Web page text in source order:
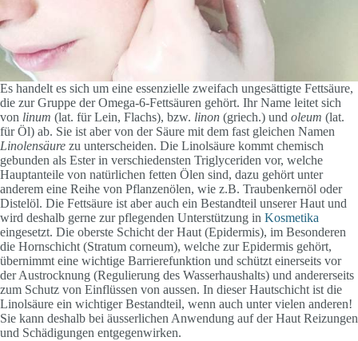
Es handelt es sich um eine essenzielle zweifach ungesättigte Fettsäure,
die zur Gruppe der Omega-6-Fettsäuren gehört. Ihr Name leitet sich
von linum (lat. für Lein, Flachs), bzw. linon (griech.) und oleum (lat.
für Öl) ab. Sie ist aber von der Säure mit dem fast gleichen Namen
Linolensäure zu unterscheiden. Die Linolsäure kommt chemisch
gebunden als Ester in verschiedensten Triglyceriden vor, welche
Hauptanteile von natürlichen fetten Ölen sind, dazu gehört unter
anderem eine Reihe von Pflanzenölen, wie z.B. Traubenkernöl oder
Distelöl. Die Fettsäure ist aber auch ein Bestandteil unserer Haut und
wird deshalb gerne zur pflegenden Unterstützung in Kosmetika
eingesetzt. Die oberste Schicht der Haut (Epidermis), im Besonderen
die Hornschicht (Stratum corneum), welche zur Epidermis gehört,
übernimmt eine wichtige Barrierefunktion und schützt einerseits vor
der Austrocknung (Regulierung des Wasserhaushalts) und andererseits
zum Schutz von Einflüssen von aussen. In dieser Hautschicht ist die
Linolsäure ein wichtiger Bestandteil, wenn auch unter vielen anderen!
Sie kann deshalb bei äusserlichen Anwendung auf der Haut Reizungen
und Schädigungen entgegenwirken.